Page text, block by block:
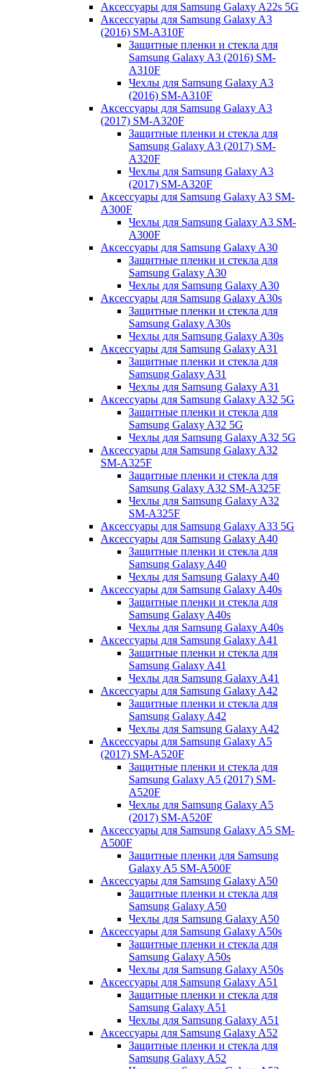
Аксессуары для Samsung Galaxy A22s 5G
Аксессуары для Samsung Galaxy A3
(2016) SM-A310F
Защитные пленки и стекла для
Samsung Galaxy A3 (2016) SM-
A310F
Чехлы для Samsung Galaxy A3
(2016) SM-A310F
Аксессуары для Samsung Galaxy A3
(2017) SM-A320F
Защитные пленки и стекла для
Samsung Galaxy A3 (2017) SM-
A320F
Чехлы для Samsung Galaxy A3
(2017) SM-A320F
Аксессуары для Samsung Galaxy A3 SM-
A300F
Чехлы для Samsung Galaxy A3 SM-
A300F
Аксессуары для Samsung Galaxy A30
Защитные пленки и стекла для
Samsung Galaxy A30
Чехлы для Samsung Galaxy A30
Аксессуары для Samsung Galaxy A30s
Защитные пленки и стекла для
Samsung Galaxy A30s
Чехлы для Samsung Galaxy A30s
Аксессуары для Samsung Galaxy A31
Защитные пленки и стекла для
Samsung Galaxy A31
Чехлы для Samsung Galaxy A31
Аксессуары для Samsung Galaxy A32 5G
Защитные пленки и стекла для
Samsung Galaxy A32 5G
Чехлы для Samsung Galaxy A32 5G
Аксессуары для Samsung Galaxy A32
SM-A325F
Защитные пленки и стекла для
Samsung Galaxy A32 SM-A325F
Чехлы для Samsung Galaxy A32
SM-A325F
Аксессуары для Samsung Galaxy A33 5G
Аксессуары для Samsung Galaxy A40
Защитные пленки и стекла для
Samsung Galaxy A40
Чехлы для Samsung Galaxy A40
Аксессуары для Samsung Galaxy A40s
Защитные пленки и стекла для
Samsung Galaxy A40s
Чехлы для Samsung Galaxy A40s
Аксессуары для Samsung Galaxy A41
Защитные пленки и стекла для
Samsung Galaxy A41
Чехлы для Samsung Galaxy A41
Аксессуары для Samsung Galaxy A42
Защитные пленки и стекла для
Samsung Galaxy A42
Чехлы для Samsung Galaxy A42
Аксессуары для Samsung Galaxy A5
(2017) SM-A520F
Защитные пленки и стекла для
Samsung Galaxy A5 (2017) SM-
A520F
Чехлы для Samsung Galaxy A5
(2017) SM-A520F
Аксессуары для Samsung Galaxy A5 SM-
A500F
Защитные пленки для Samsung
Galaxy A5 SM-A500F
Аксессуары для Samsung Galaxy A50
Защитные пленки и стекла для
Samsung Galaxy A50
Чехлы для Samsung Galaxy A50
Аксессуары для Samsung Galaxy A50s
Защитные пленки и стекла для
Samsung Galaxy A50s
Чехлы для Samsung Galaxy A50s
Аксессуары для Samsung Galaxy A51
Защитные пленки и стекла для
Samsung Galaxy A51
Чехлы для Samsung Galaxy A51
Аксессуары для Samsung Galaxy A52
Защитные пленки и стекла для
Samsung Galaxy A52